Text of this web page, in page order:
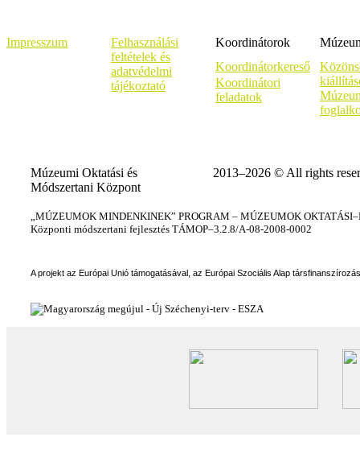
Impresszum
Felhasználási
feltételek és
adatvédelmi
tájékoztató
Koordinátorok
Koordinátorkereső
Koordinátori
feladatok
Múzeumi Oktatási és
Módszertani Központ
2013–2026 © All rights
„MÚZEUMOK MINDENKINEK” PROGRAM – MÚZEUMOK
Központi módszertani fejlesztés TÁMOP–3.2.8/A-08-2008-0002
A projekt az Európai Unió támogatásával, az Európai Szociális Alap